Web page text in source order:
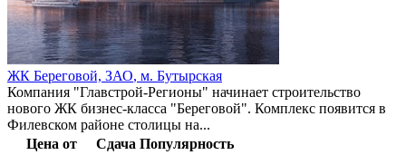
ЖК Береговой, ЗАО, м. Бутырская
Компания "Главстрой-Регионы" начинает строительство
нового ЖК бизнес-класса "Береговой". Комплекс появится в
Филевском районе столицы на...
Цена от
Сдача Популярность